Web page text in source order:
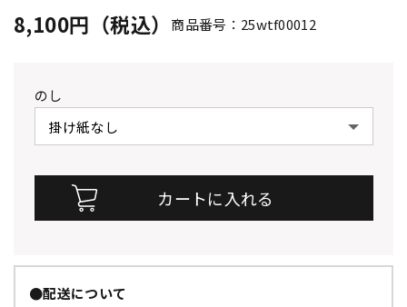
8,100円（税込） 商品番号：25wtf00012
のし
●配送について